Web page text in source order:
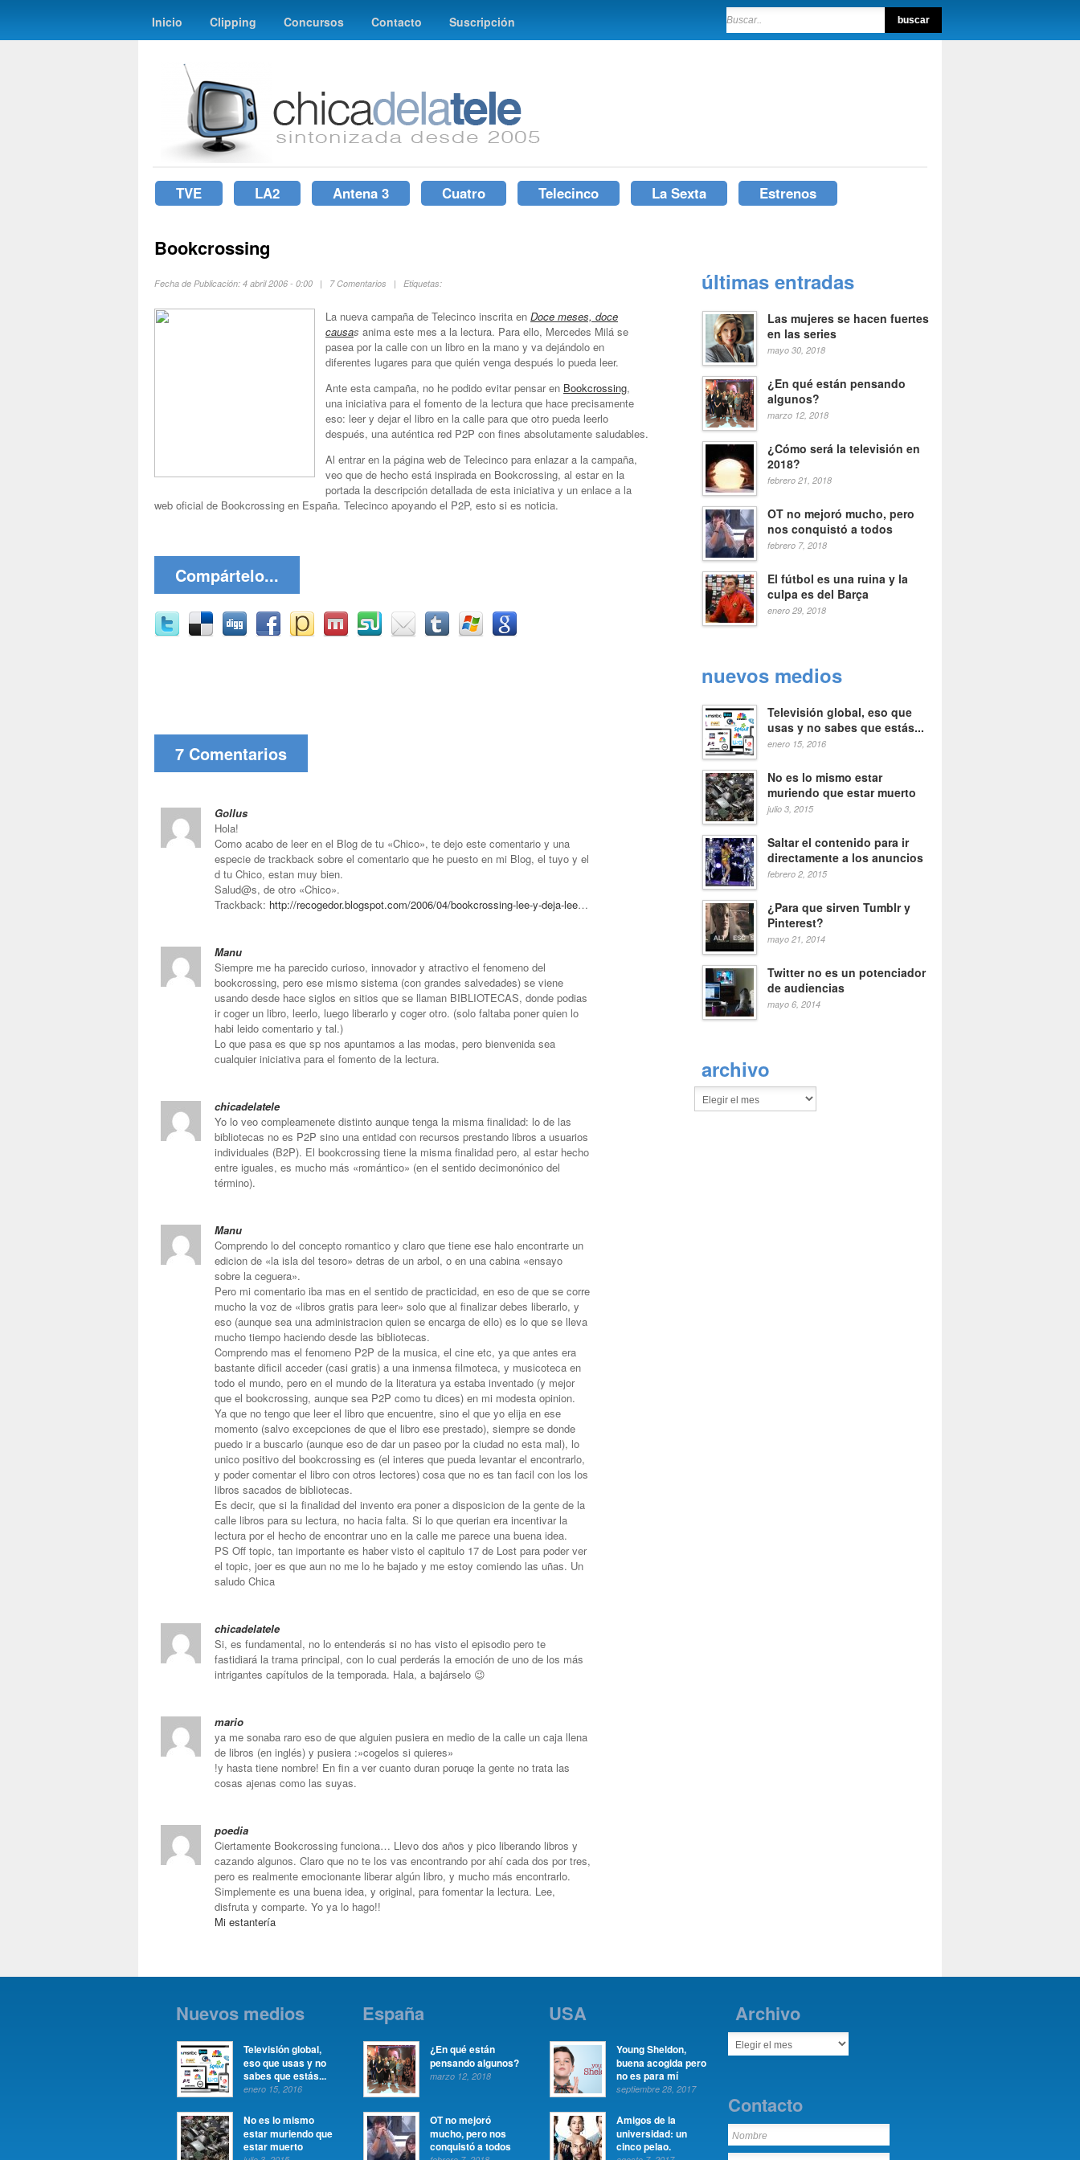
Inicio Clipping Concursos Contacto Suscripción
TVE LA2 Antena 3 Cuatro Telecinco La Sexta Estrenos
Bookcrossing
Fecha de Publicación: 4 abril 2006 - 0:00 | 7 Comentarios | Etiquetas:
La nueva campaña de Telecinco inscrita en Doce meses, doce
causas anima este mes a la lectura. Para ello, Mercedes Milá se
pasea por la calle con un libro en la mano y va dejándolo en
diferentes lugares para que quién venga después lo pueda leer.
Ante esta campaña, no he podido evitar pensar en Bookcrossing,
una iniciativa para el fomento de la lectura que hace precisamente
eso: leer y dejar el libro en la calle para que otro pueda leerlo
después, una auténtica red P2P con fines absolutamente saludables.
Al entrar en la página web de Telecinco para enlazar a la campaña,
veo que de hecho está inspirada en Bookcrossing, al estar en la
portada la descripción detallada de esta iniciativa y un enlace a la
web oficial de Bookcrossing en España. Telecinco apoyando el P2P, esto si es noticia.
Compártelo...
7 Comentarios
Gollus
Hola!
Como acabo de leer en el Blog de tu «Chico», te dejo este comentario y una
especie de trackback sobre el comentario que he puesto en mi Blog, el tuyo y el
d tu Chico, estan muy bien.
Salud@s, de otro «Chico».
Trackback: http://recogedor.blogspot.com/2006/04/bookcrossing-lee-y-deja-lee…
Manu
Siempre me ha parecido curioso, innovador y atractivo el fenomeno del
bookcrossing, pero ese mismo sistema (con grandes salvedades) se viene
usando desde hace siglos en sitios que se llaman BIBLIOTECAS, donde podias
ir coger un libro, leerlo, luego liberarlo y coger otro. (solo faltaba poner quien lo
habi leido comentario y tal.)
Lo que pasa es que sp nos apuntamos a las modas, pero bienvenida sea
cualquier iniciativa para el fomento de la lectura.
chicadelatele
Yo lo veo compleamenete distinto aunque tenga la misma finalidad: lo de las
bibliotecas no es P2P sino una entidad con recursos prestando libros a usuarios
individuales (B2P). El bookcrossing tiene la misma finalidad pero, al estar hecho
entre iguales, es mucho más «romántico» (en el sentido decimonónico del
término).
Manu
Comprendo lo del concepto romantico y claro que tiene ese halo encontrarte un
edicion de «la isla del tesoro» detras de un arbol, o en una cabina «ensayo
sobre la ceguera».
Pero mi comentario iba mas en el sentido de practicidad, en eso de que se corre
mucho la voz de «libros gratis para leer» solo que al finalizar debes liberarlo, y
eso (aunque sea una administracion quien se encarga de ello) es lo que se lleva
mucho tiempo haciendo desde las bibliotecas.
Comprendo mas el fenomeno P2P de la musica, el cine etc, ya que antes era
bastante dificil acceder (casi gratis) a una inmensa filmoteca, y musicoteca en
todo el mundo, pero en el mundo de la literatura ya estaba inventado (y mejor
que el bookcrossing, aunque sea P2P como tu dices) en mi modesta opinion.
Ya que no tengo que leer el libro que encuentre, sino el que yo elija en ese
momento (salvo excepciones de que el libro ese prestado), siempre se donde
puedo ir a buscarlo (aunque eso de dar un paseo por la ciudad no esta mal), lo
unico positivo del bookcrossing es (el interes que pueda levantar el encontrarlo,
y poder comentar el libro con otros lectores) cosa que no es tan facil con los los
libros sacados de bibliotecas.
Es decir, que si la finalidad del invento era poner a disposicion de la gente de la
calle libros para su lectura, no hacia falta. Si lo que querian era incentivar la
lectura por el hecho de encontrar uno en la calle me parece una buena idea.
PS Off topic, tan importante es haber visto el capitulo 17 de Lost para poder ver
el topic, joer es que aun no me lo he bajado y me estoy comiendo las uñas. Un
saludo Chica
chicadelatele
Si, es fundamental, no lo entenderás si no has visto el episodio pero te
fastidiará la trama principal, con lo cual perderás la emoción de uno de los más
intrigantes capítulos de la temporada. Hala, a bajárselo 😉
mario
ya me sonaba raro eso de que alguien pusiera en medio de la calle un caja llena
de libros (en inglés) y pusiera :»cogelos si quieres»
!y hasta tiene nombre! En fin a ver cuanto duran poruqe la gente no trata las
cosas ajenas como las suyas.
poedia
Ciertamente Bookcrossing funciona… Llevo dos años y pico liberando libros y
cazando algunos. Claro que no te los vas encontrando por ahí cada dos por tres,
pero es realmente emocionante liberar algún libro, y mucho más encontrarlo.
Simplemente es una buena idea, y original, para fomentar la lectura. Lee,
disfruta y comparte. Yo ya lo hago!!
Mi estantería
últimas entradas
Las mujeres se hacen fuertes
en las series
mayo 30, 2018
¿En qué están pensando
algunos?
marzo 12, 2018
¿Cómo será la televisión en
2018?
febrero 21, 2018
OT no mejoró mucho, pero
nos conquistó a todos
febrero 7, 2018
El fútbol es una ruina y la
culpa es del Barça
enero 29, 2018
nuevos medios
Televisión global, eso que
usas y no sabes que estás...
enero 15, 2016
No es lo mismo estar
muriendo que estar muerto
julio 3, 2015
Saltar el contenido para ir
directamente a los anuncios
febrero 2, 2015
¿Para que sirven Tumblr y
Pinterest?
mayo 21, 2014
Twitter no es un potenciador
de audiencias
mayo 6, 2014
archivo
Nuevos medios
Televisión global,
eso que usas y no
sabes que estás...
enero 15, 2016
No es lo mismo
estar muriendo que
estar muerto
España
¿En qué están
pensando algunos?
marzo 12, 2018
OT no mejoró
mucho, pero nos
conquistó a todos
USA
Young Sheldon,
buena acogida pero
no es para mí
septiembre 28, 2017
Amigos de la
universidad: un
cinco pelao.
Archivo
Contacto